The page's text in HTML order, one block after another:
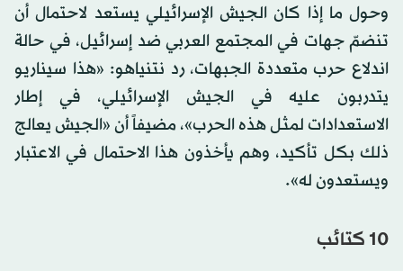
وحول ما إذا كان الجيش الإسرائيلي يستعد لاحتمال أن
تنضمّ جهات في المجتمع العربي ضد إسرائيل، في حالة
اندلاع حرب متعددة الجبهات، رد نتنياهو: «هذا سيناريو
يتدربون عليه في الجيش الإسرائيلي، في إطار
الاستعدادات لمثل هذه الحرب»، مضيفاً أن «الجيش يعالج
ذلك بكل تأكيد، وهم يأخذون هذا الاحتمال في الاعتبار
ويستعدون له».
10 كتائب